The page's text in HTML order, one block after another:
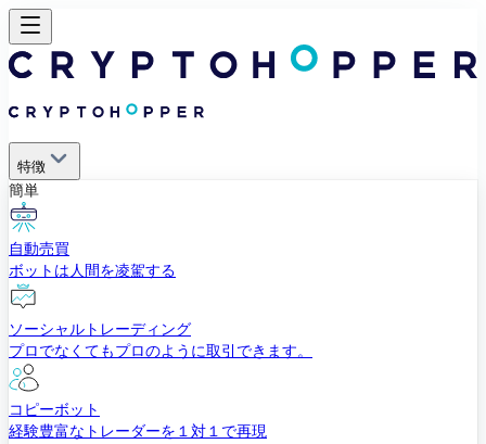
特徴
簡単
自動売買
ボットは人間を凌駕する
ソーシャルトレーディング
プロでなくてもプロのように取引できます。
コピーボット
経験豊富なトレーダーを１対１で再現